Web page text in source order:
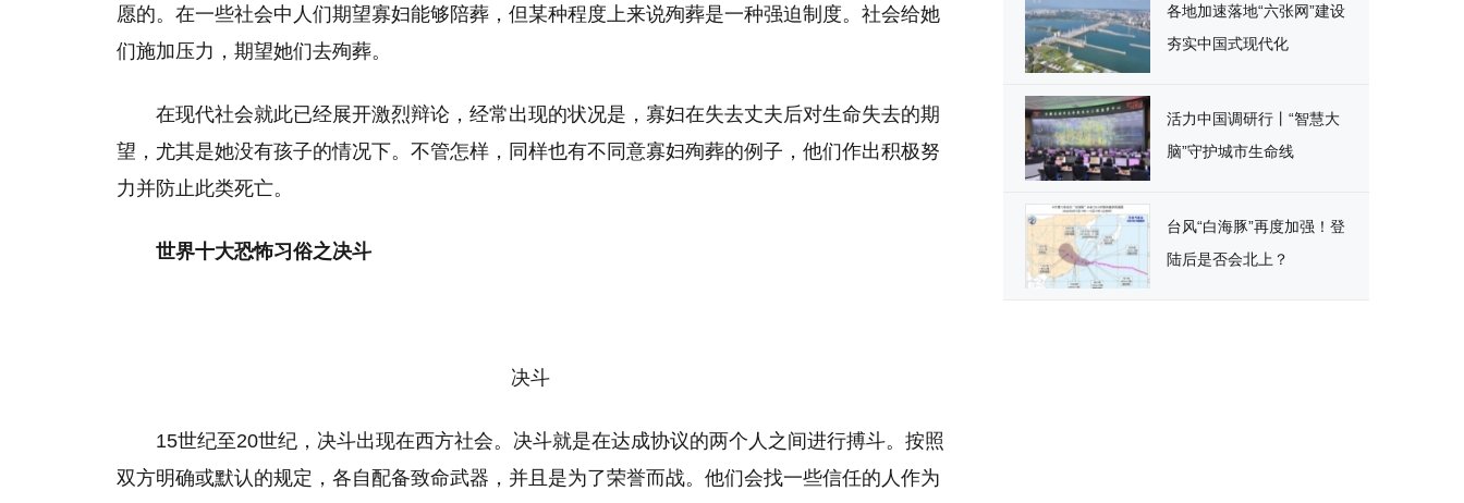
愿的。在一些社会中人们期望寡妇能够陪葬，但某种程度上来说殉葬是一种强迫制度。社会给她
们施加压力，期望她们去殉葬。
在现代社会就此已经展开激烈辩论，经常出现的状况是，寡妇在失去丈夫后对生命失去的期
望，尤其是她没有孩子的情况下。不管怎样，同样也有不同意寡妇殉葬的例子，他们作出积极努
力并防止此类死亡。
世界十大恐怖习俗之决斗
决斗
15世纪至20世纪，决斗出现在西方社会。决斗就是在达成协议的两个人之间进行搏斗。按照
双方明确或默认的规定，各自配备致命武器，并且是为了荣誉而战。他们会找一些信任的人作为
各地加速落地“六张网”建设
夯实中国式现代化
活力中国调研行丨“智慧大
脑”守护城市生命线
台风“白海豚”再度加强！登
陆后是否会北上？